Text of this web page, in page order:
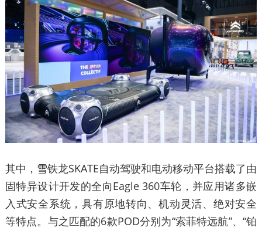
其中，雪铁龙SKATE自动驾驶和电动移动平台搭载了由
固特异设计开发的全向Eagle 360车轮，并应用诸多嵌
入式安全系统，具有原地转向、机动灵活、绝对安全
等特点。与之匹配的6款POD分别为“索菲特远航”、“铂